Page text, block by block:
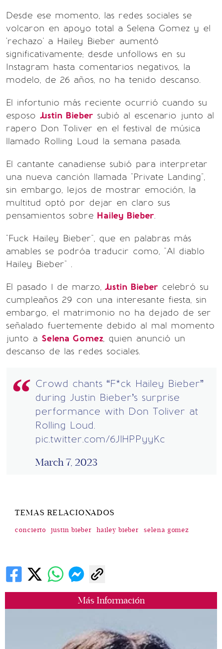
Más Información
Desde ese momento, las redes sociales se
volcaron en apoyo total a Selena Gomez y el
'rechazo' a Hailey Bieber aumentó
significativamente; desde unfollows en su
Instagram hasta comentarios negativos, la
modelo, de 26 años, no ha tenido descanso.
El infortunio más reciente ocurrió cuando su
esposo Justin Bieber subió al escenario junto al
rapero Don Toliver en el festival de música
llamado Rolling Loud la semana pasada.
El cantante canadiense subió para interpretar
una nueva canción llamada "Private Landing",
sin embargo, lejos de mostrar emoción, la
multitud optó por dejar en claro sus
pensamientos sobre Hailey Bieber.
"Fuck Hailey Bieber", que en palabras más
amables se podróa traducir como, "Al diablo
Hailey Bieber" .
El pasado 1 de marzo, Justin Bieber celebró su
cumpleaños 29 con una interesante fiesta, sin
embargo, el matrimonio no ha dejado de ser
señalado fuertemente debido al mal momento
junto a Selena Gomez, quien anunció un
descanso de las redes sociales.
Crowd chants “F*ck Hailey Bieber”
during Justin Bieber’s surprise
performance with Don Toliver at
Rolling Loud.
pic.twitter.com/6JlHPPyyKc
March 7, 2023
TEMAS RELACIONADOS
concierto justin bieber hailey bieber selena gomez